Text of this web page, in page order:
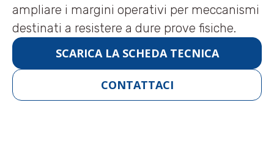
ampliare i margini operativi per meccanismi
destinati a resistere a dure prove fisiche.
SCARICA LA SCHEDA TECNICA
CONTATTACI